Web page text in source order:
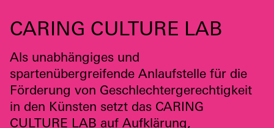
CARING CULTURE LAB
Als unabhängiges und
spartenübergreifende Anlaufstelle für die
Förderung von Geschlechtergerechtigkeit
in den Künsten setzt das CARING
CULTURE LAB auf Aufklärung,